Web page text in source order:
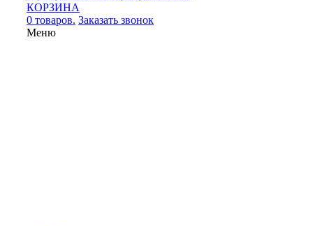
КОРЗИНА
0 товаров. Заказать звонок
Меню